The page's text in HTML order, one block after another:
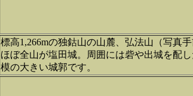
標高1,266mの独鈷山の山麓、弘法山（写真
ほぼ全山が塩田城。周囲には砦や出城を配し
模の大きい城郭です。